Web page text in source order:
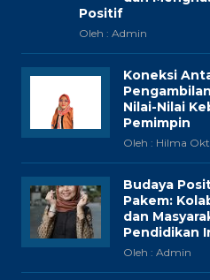
Positif
Oleh : Admin
Koneksi
Nilai-Nilai
Pemimpin
Oleh : Hilma
Budaya
Pakem:
dan
Pendidikan
Oleh : Admin